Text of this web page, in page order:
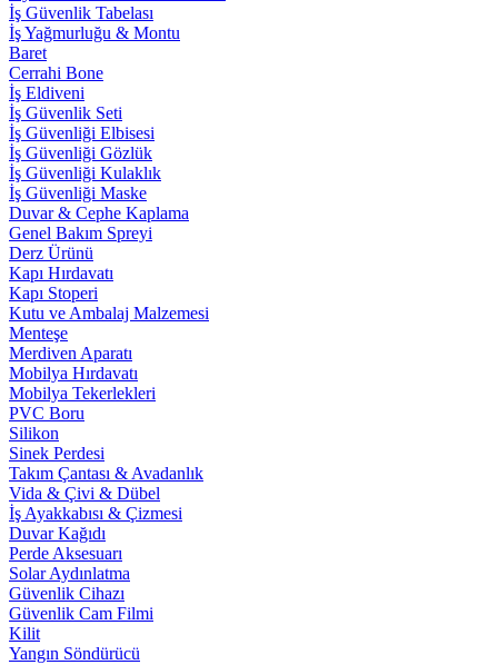
İş Güvenlik Tabelası
İş Yağmurluğu & Montu
Baret
Cerrahi Bone
İş Eldiveni
İş Güvenlik Seti
İş Güvenliği Elbisesi
İş Güvenliği Gözlük
İş Güvenliği Kulaklık
İş Güvenliği Maske
Duvar & Cephe Kaplama
Genel Bakım Spreyi
Derz Ürünü
Kapı Hırdavatı
Kapı Stoperi
Kutu ve Ambalaj Malzemesi
Menteşe
Merdiven Aparatı
Mobilya Hırdavatı
Mobilya Tekerlekleri
PVC Boru
Silikon
Sinek Perdesi
Takım Çantası & Avadanlık
Vida & Çivi & Dübel
İş Ayakkabısı & Çizmesi
Duvar Kağıdı
Perde Aksesuarı
Solar Aydınlatma
Güvenlik Cihazı
Güvenlik Cam Filmi
Kilit
Yangın Söndürücü